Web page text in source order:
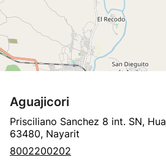
Aguajicori
Prisciliano Sanchez 8 int. SN,
63480, Nayarit
8002200202